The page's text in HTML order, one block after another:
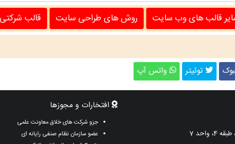
قالب های وب سایت روش های طراحی سایت قالب شرکتی
توئیتر واتس آپ
افتخارات و مجوزها
جزو شرکت های خلاق معاونت علمی
عضو سازمان نظام صنفی رایانه ای